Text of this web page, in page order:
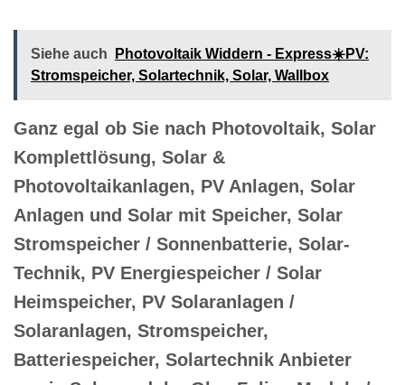
Siehe auch
Photovoltaik Widdern - Express☀️PV️:
Stromspeicher, Solartechnik, Solar, Wallbox
Ganz egal ob Sie nach Photovoltaik, Solar
Komplettlösung, Solar &
Photovoltaikanlagen, PV Anlagen, Solar
Anlagen und Solar mit Speicher, Solar
Stromspeicher / Sonnenbatterie, Solar-
Technik, PV Energiespeicher / Solar
Heimspeicher, PV Solaranlagen /
Solaranlagen, Stromspeicher,
Batteriespeicher, Solartechnik Anbieter